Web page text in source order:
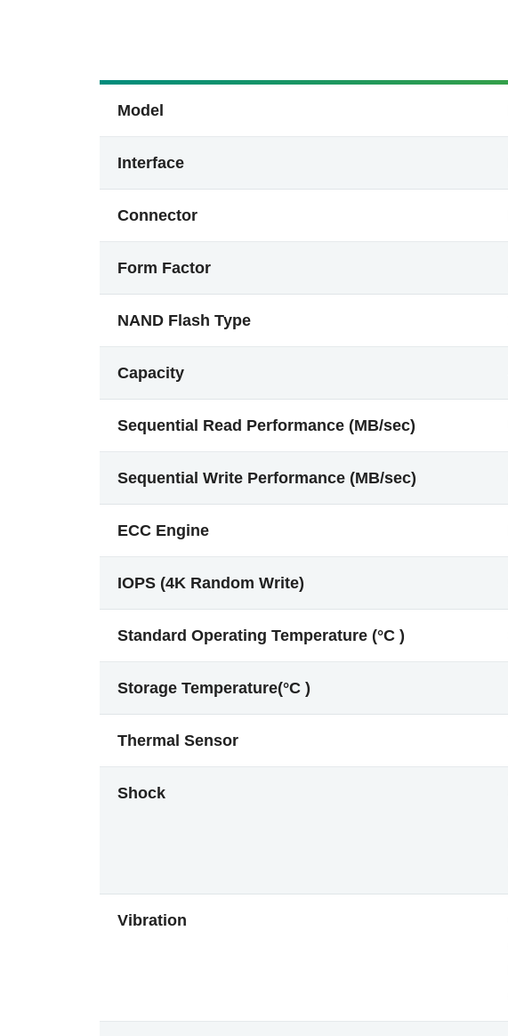
Model
Interface
Connector
Form Factor
NAND Flash Type
Capacity
Sequential Read Performance (MB/sec)
Sequential Write Performance (MB/sec)
ECC Engine
IOPS (4K Random Write)
Standard Operating Temperature (°C )
Storage Temperature(°C )
Thermal Sensor
Shock
Vibration